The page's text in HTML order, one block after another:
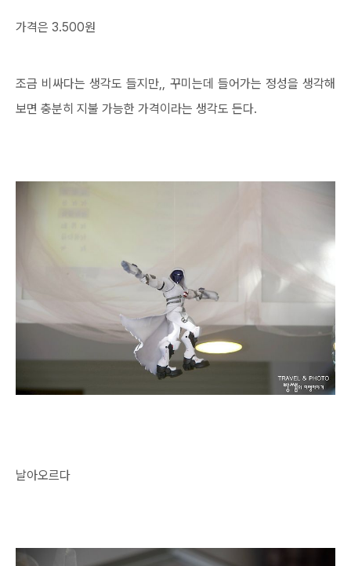
가격은 3.500원
조금 비싸다는 생각도 들지만,, 꾸미는데 들어가는 정성을 생각해
보면 충분히 지불 가능한 가격이라는 생각도 든다.
날아오르다